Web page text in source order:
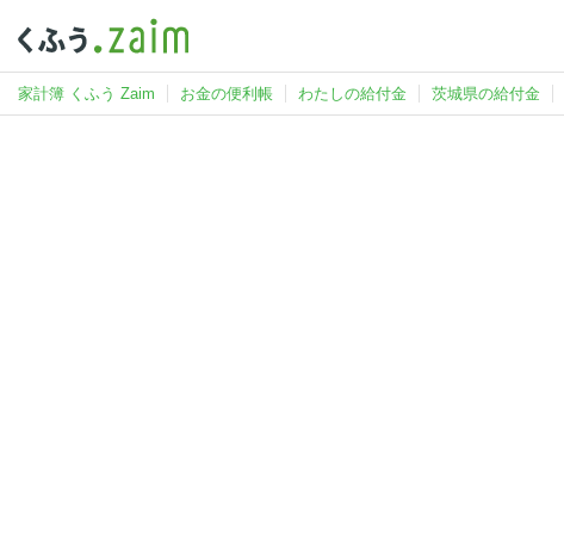
家計簿 くふう Zaim お金の便利帳 わたしの給付金 茨城県の給付金